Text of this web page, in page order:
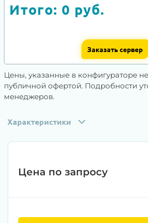
Итого: 0 руб.
Заказать сервер
Цены, указанные в конфигураторе
публичной офертой. Подробности
менеджеров.
Характеристики
Цена по запросу